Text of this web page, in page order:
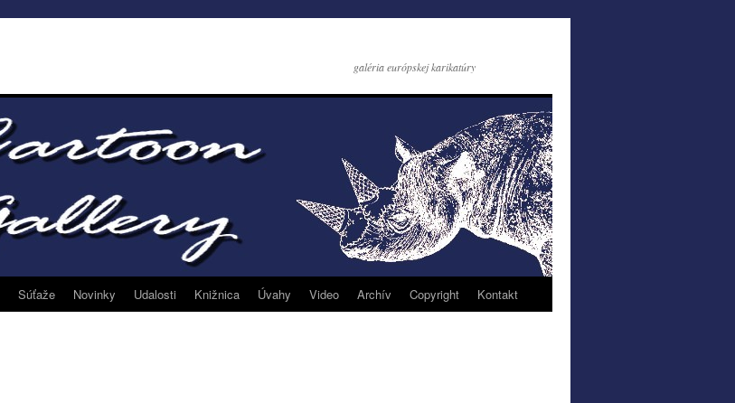
galéria európskej karikatúry
Súťaže Novinky Udalosti Knižnica Úvahy Video Archív Copyright Kontakt